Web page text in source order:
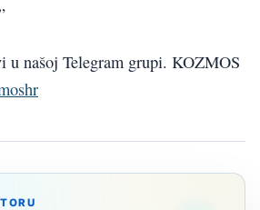
u našoj Telegram grupi. KOZMOS